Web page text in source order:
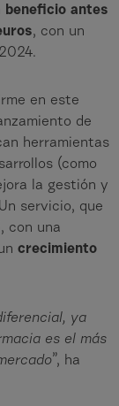
beneficio antes
, con un
en este
de
herramientas
(como
la gestión y
servicio, que
con una
crecimiento
ya
es el más
”, ha